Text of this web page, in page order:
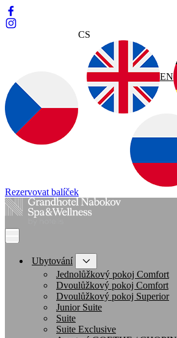
CS
EN
Rezervovat balíček
Ubytování
Jednolůžkový pokoj Comfort
Dvoulůžkový pokoj Comfort
Dvoulůžkový pokoj Superior
Junior Suite
Suite
Suite Exclusive